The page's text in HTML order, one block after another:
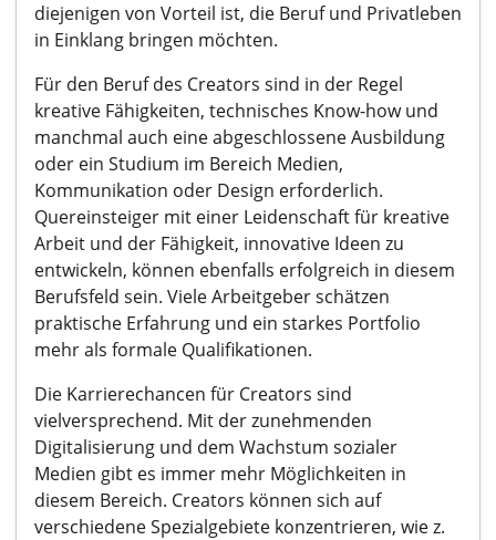
diejenigen von Vorteil ist, die Beruf und Privatleben
in Einklang bringen möchten.
Für den Beruf des Creators sind in der Regel
kreative Fähigkeiten, technisches Know-how und
manchmal auch eine abgeschlossene Ausbildung
oder ein Studium im Bereich Medien,
Kommunikation oder Design erforderlich.
Quereinsteiger mit einer Leidenschaft für kreative
Arbeit und der Fähigkeit, innovative Ideen zu
entwickeln, können ebenfalls erfolgreich in diesem
Berufsfeld sein. Viele Arbeitgeber schätzen
praktische Erfahrung und ein starkes Portfolio
mehr als formale Qualifikationen.
Die Karrierechancen für Creators sind
vielversprechend. Mit der zunehmenden
Digitalisierung und dem Wachstum sozialer
Medien gibt es immer mehr Möglichkeiten in
diesem Bereich. Creators können sich auf
verschiedene Spezialgebiete konzentrieren, wie z.